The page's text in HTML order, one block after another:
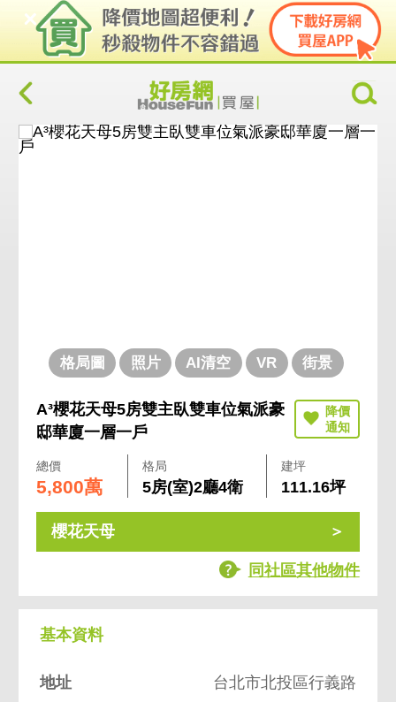
格局圖 照片 AI清空 VR 街景
A³櫻花天母5房雙主臥雙車位氣派豪
邸華廈一層一戶
總價
5,800萬
格局
5房(室)2廳4衛
建坪
111.16坪
櫻花天母
同社區其他物件
基本資料
地址 台北市北投區行義路